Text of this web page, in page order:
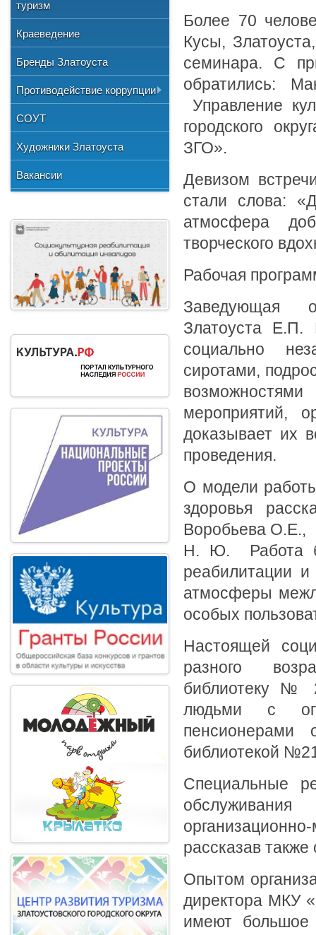
Более 70
Кусы,
семинара. С
обратились:
Управление
городского
ЗГО».
Девизом
стали слова:
атмосфера
творческого
Рабочая
Заведующая
Златоуста
социально
сиротами,
мероприятий,
доказывает их
проведения.
О модели
здоровья
Воробьева О.Е.,
Н. Ю. Работа
реабилитации
атмосферы
особых
Настоящей
разного
библиотеку №
людьми с
пенсионерами
библиотекой
Специальные
рассказав
Опытом
директора МКУ
имеют большое
Учетная политика
и отдыха
№3"
"Детская школа искусств №1"
"Детская школа искусств №3"
Городской методический совет
Национальные культурные
центры
Литературное объединение
"Мартен"
Профсоюзная организация
обслуживания
Нормативно-правовая база
Фото
Видео
туризм
Краеведение
Бренды Златоуста
Противодействие коррупции
Документы
Сведения о доходах
Формы документов
СОУТ
Художники Златоуста
Вакансии